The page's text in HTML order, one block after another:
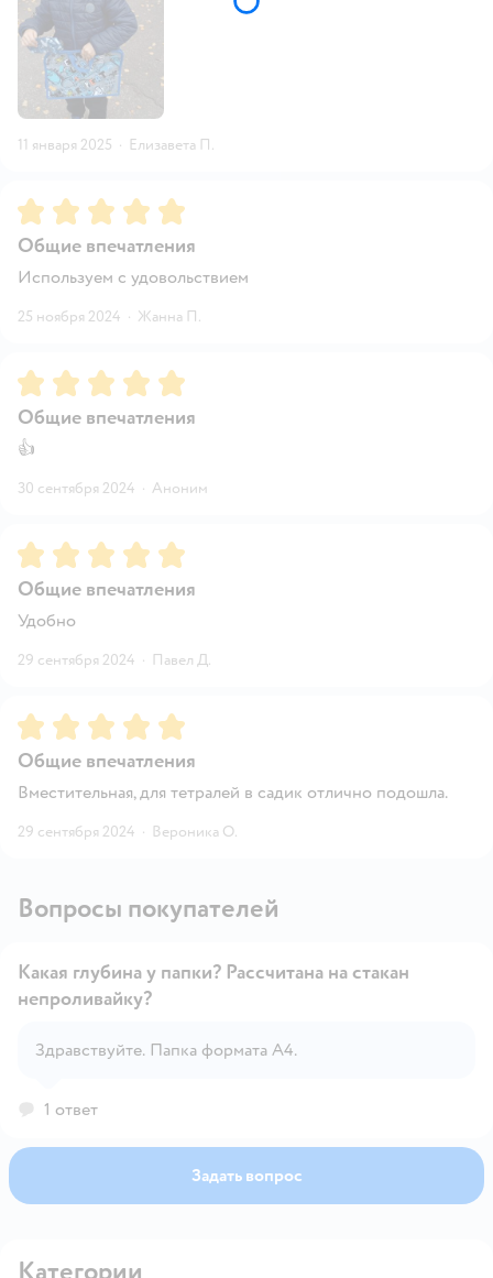
11 января 2025 · Елизавета П.
Рейтинг:5
Общие впечатления
Используем с удовольствием
25 ноября 2024 · Жанна П.
Рейтинг:5
Общие впечатления
👍
30 сентября 2024 · Аноним
Рейтинг:5
Общие впечатления
Удобно
29 сентября 2024 · Павел Д.
Рейтинг:5
Общие впечатления
Вместительная, для тетралей в садик отлично подошла.
29 сентября 2024 · Вероника О.
Вопросы покупателей
Открыть вопрос
Какая глубина у папки? Рассчитана на стакан
непроливайку?
Здравствуйте. Папка формата А4.
1 ответ
Задать вопрос